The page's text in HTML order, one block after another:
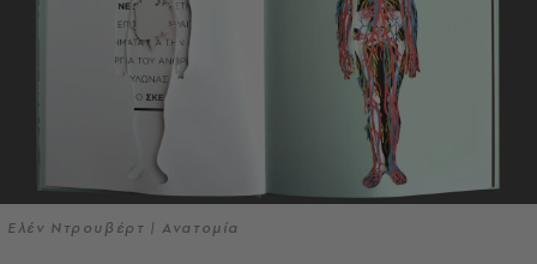
Ελέν Ντρουβέρτ | Ανατομία